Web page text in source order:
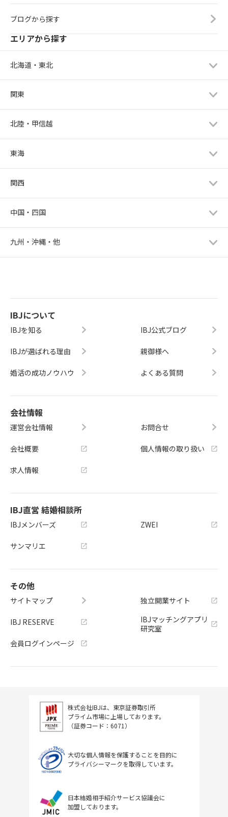
ブログから探す
エリアから探す
北海道・東北
関東
北陸・甲信越
東海
関西
中国・四国
九州・沖縄・他
IBJについて
IBJを知る
IBJが選ばれる理由
婚活の成功ノウハウ
IBJ公式ブログ
親御様へ
よくある質問
会社情報
運営会社情報
会社概要
求人情報
お問合せ
個人情報の取り扱い
IBJ直営 結婚相談所
IBJメンバーズ
サンマリエ
ZWEI
その他
サイトマップ
IBJ RESERVE
会員ログインページ
独立開業サイト
IBJマッチングアプリ
研究室
株式会社IBJは、東京証券取引所
プライム市場に上場しております。
（証券コード：6071）
大切な個人情報を保護することを目的に
プライバシーマークを取得しています。
日本結婚相手紹介サービス協議会に
加盟しております。